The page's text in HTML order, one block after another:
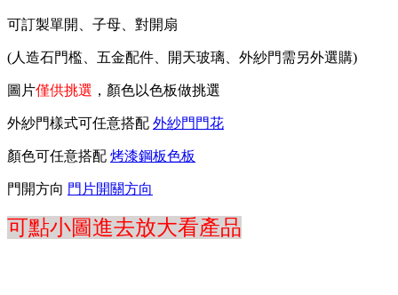
可訂製單開、子母、對開扇
(人造石門檻、五金配件、開天玻璃、外紗門需另外選購)
圖片僅供挑選 ，顏色以色板做挑選
外紗門樣式可任意搭配 外紗門門花
顏色可任意搭配 烤漆鋼板色板
門開方向 門片開關方向
可點小圖進去放大看產品